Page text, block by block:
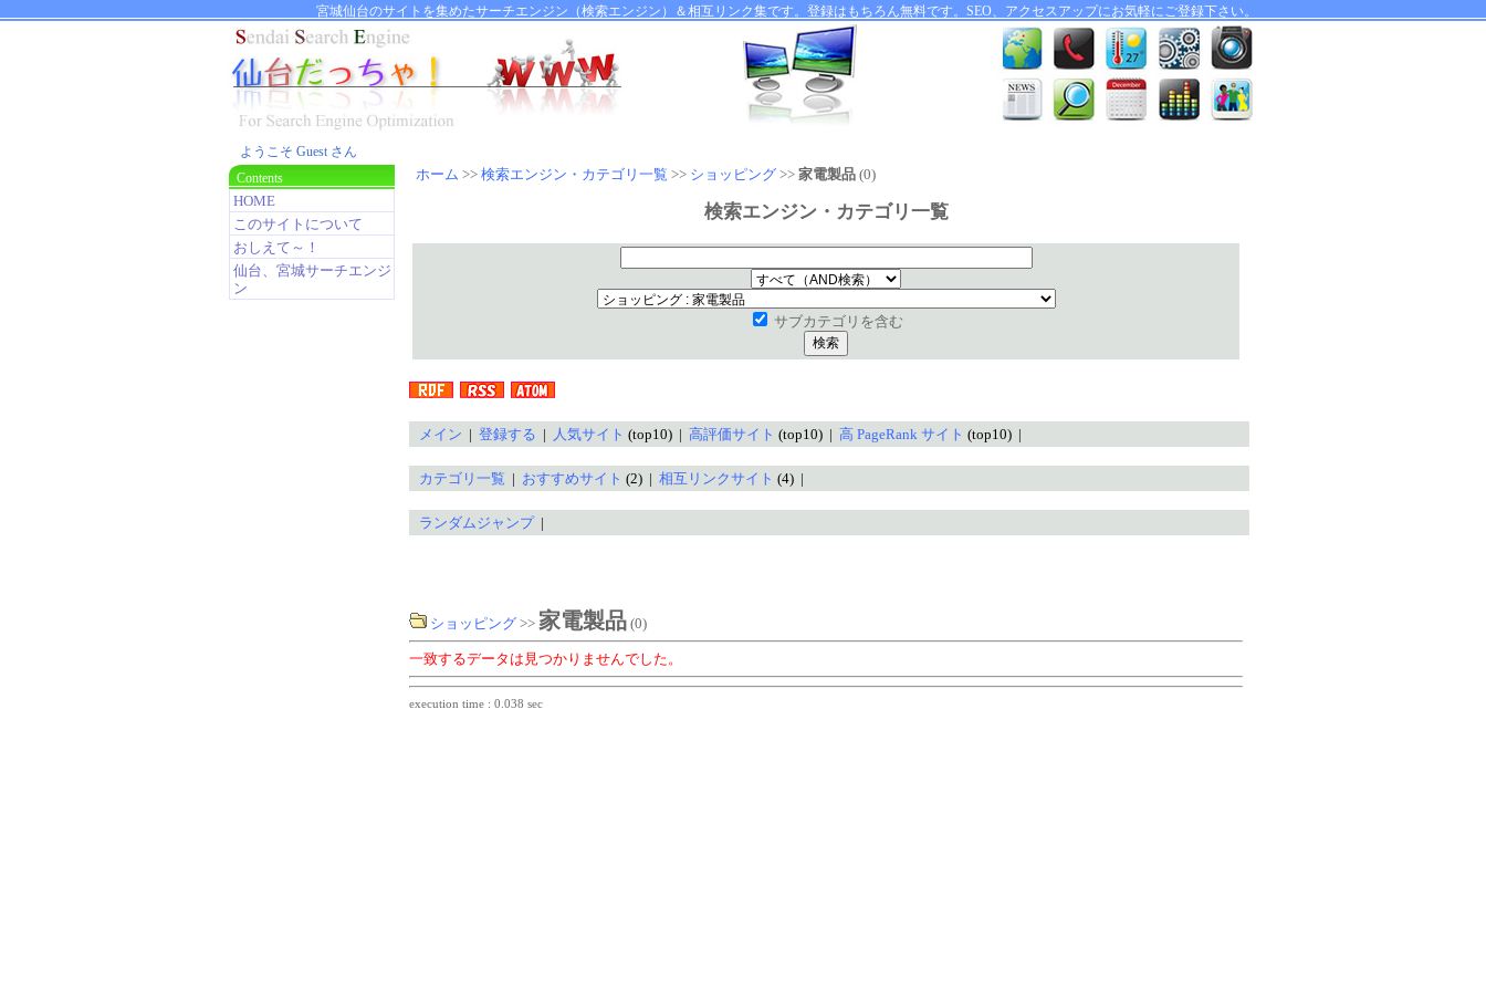
宮城仙台のサイトを集めたサーチエンジン（検索エンジン）＆相互リンク集です。登録はもちろん無料です。SEO、アクセスアップにお気軽にご登録下さい。
ようこそ Guest さん
Contents
HOME
このサイトについて
おしえて～！
仙台、宮城サーチエンジ
ン
ホーム >> 検索エンジン・カテゴリ一覧 >> ショッピング >> 家電製品 (0)
検索エンジン・カテゴリ一覧
サブカテゴリを含む
メイン | 登録する | 人気サイト (top10) | 高評価サイト (top10) | 高 PageRank サイト (top10) |
カテゴリ一覧 | おすすめサイト (2) | 相互リンクサイト (4) |
ランダムジャンプ|
ショッピング >> 家電製品 (0)
一致するデータは見つかりませんでした。
execution time : 0.038 sec